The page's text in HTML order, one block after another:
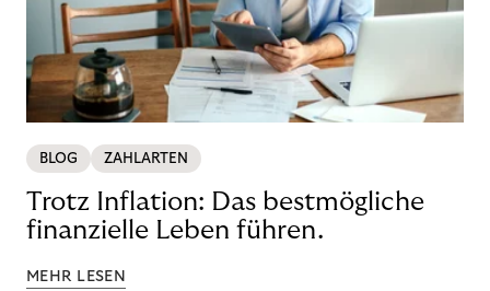
BLOG ZAHLARTEN
Trotz Inflation: Das bestmögliche
finanzielle Leben führen.
MEHR LESEN